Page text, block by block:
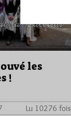
les
!
Lu 10276 fois